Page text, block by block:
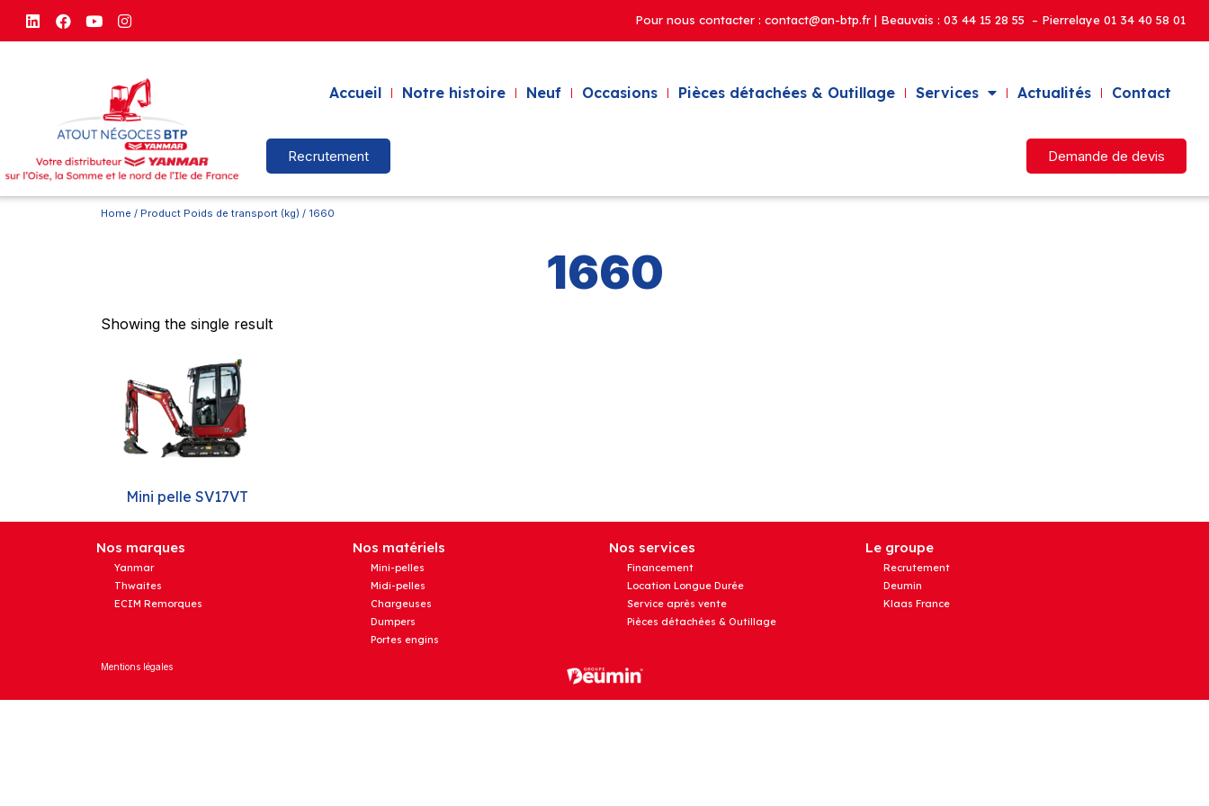
Pour nous contacter : contact@an-btp.fr | Beauvais : 03 44 15 28 55 – Pierrelaye 01 34 40 58 01
Accueil Notre histoire Neuf Occasions Pièces détachées & Outillage Services Actualités Contact
Recrutement Demande de devis
Home / Product Poids de transport (kg) / 1660
1660
Showing the single result
Mini pelle SV17VT
Nos marques
Yanmar
Thwaites
ECIM Remorques
Nos matériels
Mini-pelles
Midi-pelles
Chargeuses
Dumpers
Portes engins
Nos services
Financement
Location Longue Durée
Service après vente
Pièces détachées & Outillage
Le groupe
Recrutement
Deumin
Klaas France
Mentions légales